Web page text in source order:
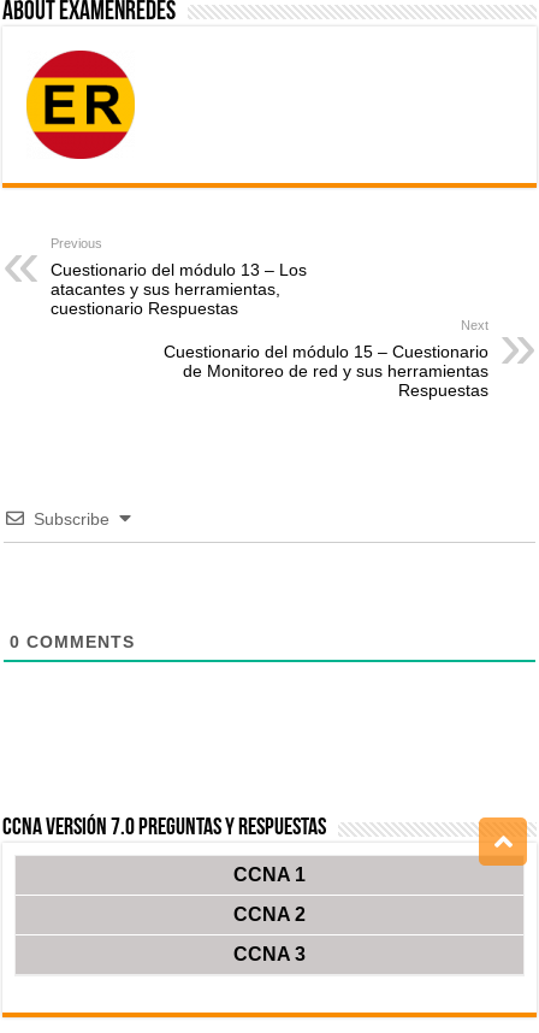
About ExamenRedes
Previous
Cuestionario del módulo 13 – Los
atacantes y sus herramientas,
cuestionario Respuestas
Next
Cuestionario del módulo 15 – Cuestionario
de Monitoreo de red y sus herramientas
Respuestas
Subscribe
0 COMMENTS
CCNA Versión 7.0 Preguntas y Respuestas
CCNA 1
CCNA 2
CCNA 3